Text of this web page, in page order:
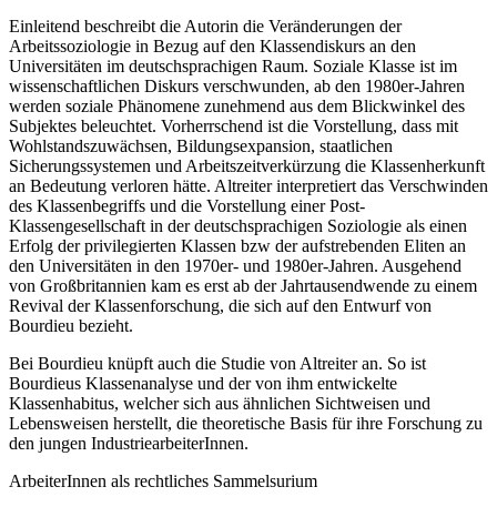
Einleitend beschreibt die Autorin die Veränderungen der
Arbeitssoziologie in Bezug auf den Klassendiskurs an den
Universitäten im deutschsprachigen Raum. Soziale Klasse ist im
wissenschaftlichen Diskurs verschwunden, ab den 1980er-Jahren
werden soziale Phänomene zunehmend aus dem Blickwinkel des
Subjektes beleuchtet. Vorherrschend ist die Vorstellung, dass mit
Wohlstandszuwächsen, Bildungsexpansion, staatlichen
Sicherungssystemen und Arbeitszeitverkürzung die Klassenherkunft
an Bedeutung verloren hätte. Altreiter interpretiert das Verschwinden
des Klassenbegriffs und die Vorstellung einer Post-
Klassengesellschaft in der deutschsprachigen Soziologie als einen
Erfolg der privilegierten Klassen bzw der aufstrebenden Eliten an
den Universitäten in den 1970er- und 1980er-Jahren. Ausgehend
von Großbritannien kam es erst ab der Jahrtausendwende zu einem
Revival der Klassenforschung, die sich auf den Entwurf von
Bourdieu bezieht.
Bei Bourdieu knüpft auch die Studie von Altreiteran. So ist
Bourdieus Klassenanalyse und der von ihm entwickelte
Klassenhabitus, welcher sich aus ähnlichen Sichtweisen und
Lebensweisen herstellt, die theoretische Basis für ihre Forschung zu
den jungen IndustriearbeiterInnen.
ArbeiterInnen als rechtliches Sammelsurium